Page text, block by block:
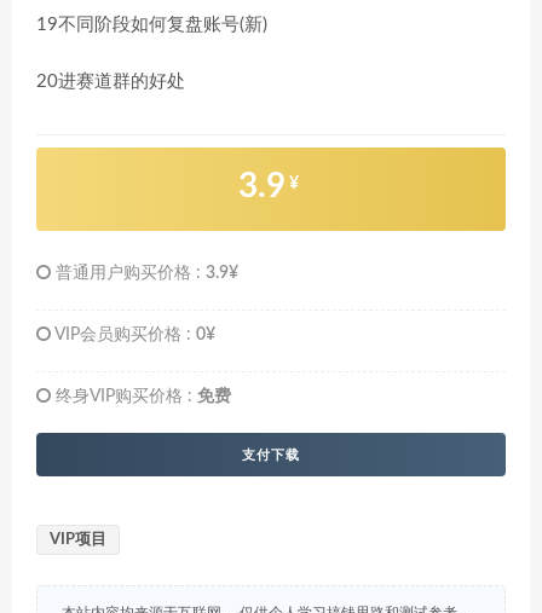
19不同阶段如何复盘账号(新)
20进赛道群的好处
3.9 ¥
普通用户购买价格 : 3.9¥
VIP会员购买价格 : 0¥
终身VIP购买价格 : 免费
支付下载
VIP项目